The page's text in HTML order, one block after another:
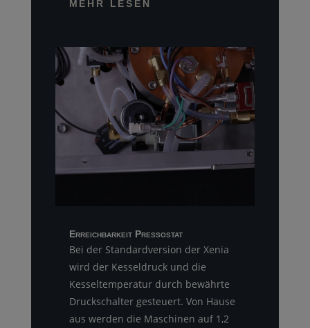
MEHR LESEN
Erreichbarkeit Pressostat
Bei der Standardversion der Xenia
wird der Kesseldruck und die
Kesseltemperatur durch bewährte
Druckschalter gesteuert. Von Hause
aus werden die Maschinen auf 1,2